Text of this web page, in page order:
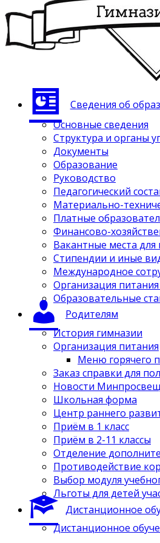
Сведения об
Основные сведения
Структура и органы
Документы
Образование
Руководство
Педагогический
Материально-
Платные
Финансово-
Вакантные места
Стипендии и иные
Международное
Организация
Образовательные
Родителям
История гимназии
Организация питания
Меню горячего
Заказ справки для
Новости
Школьная форма
Центр раннего
Приём в 1 класс
Приём в 2-11 классы
Отделение
Противодействие
Выбор модуля
Льготы для детей
Дистанционное
Дистанционное